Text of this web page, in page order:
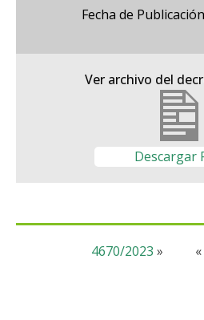
Fecha de
Ver archivo del
Descargar
«
4670/2023 »